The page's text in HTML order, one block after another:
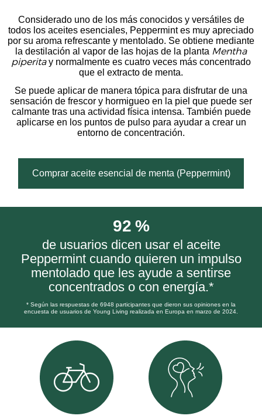
Considerado uno de los más conocidos y versátiles de
todos los aceites esenciales, Peppermint es muy apreciado
por su aroma refrescante y mentolado. Se obtiene mediante
la destilación al vapor de las hojas de la planta Mentha
piperitay normalmente es cuatro veces más concentrado
que el extracto de menta.
Se puede aplicar de manera tópica para disfrutar de una
sensación de frescor y hormigueo en la piel que puede ser
calmante tras una actividad física intensa. También puede
aplicarse en los puntos de pulso para ayudar a crear un
entorno de concentración.
Comprar aceite esencial de menta (Peppermint)
92 %
de usuarios dicen usar el aceite
Peppermint cuando quieren un impulso
mentolado que les ayude a sentirse
concentrados o con energía.*
* Según las respuestas de 6948 participantes que dieron sus opiniones en la
encuesta de usuarios de Young Living realizada en Europa en marzo de 2024.